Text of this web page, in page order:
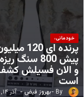
خودمانی،
پرنده ای
پیش 800 سنگ
و الان فسیلش
است
بهروز فیض آذر ۱۴, ۱۴۰۴